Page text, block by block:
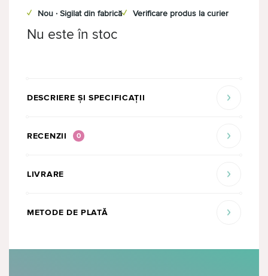
✓ Nou · Sigilat din fabrică✓ Verificare produs la curier
Nu este în stoc
DESCRIERE ȘI SPECIFICAȚII
RECENZII 0
LIVRARE
METODE DE PLATĂ